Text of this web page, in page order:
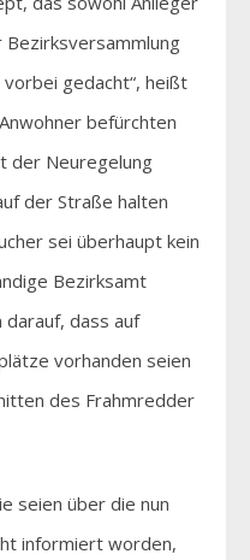
Bezirksversammlung
gedacht“, heißt
befürchten
der Neuregelung
der Straße halten
sei überhaupt kein
Bezirksamt
dass auf
vorhanden seien
des Frahmredder
seien über die nun
informiert worden,